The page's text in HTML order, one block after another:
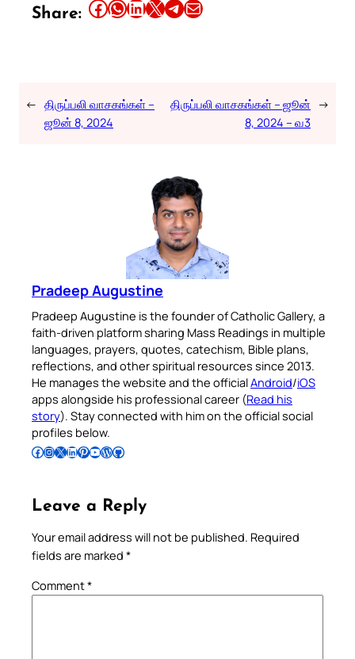
Share: Share this article on Facebook Share this article on WhatsApp Share this article on LinkedIn Share this article on X Share this article on TelegramEmail this Article
← திருப்பலி வாசகங்கள் –
ஜூன் 8, 2024
திருப்பலி வாசகங்கள் – ஜூன்
8, 2024 – வ3
→
Pradeep Augustine
Pradeep Augustine is the founder of Catholic Gallery, a
faith-driven platform sharing Mass Readings in multiple
languages, prayers, quotes, catechism, Bible plans,
reflections, and other spiritual resources since 2013.
He manages the website and the officialAndroid/iOS
apps alongside his professional career (Read his
story). Stay connected with him on the official social
profiles below.
Follow Pradeep on Facebook Follow Pradeep on InstagramFollow Pradeep on X Follow Pradeep on LinkedIn Follow Pradeep on Pinterest Subscribe to Pradeep’s Youtube Channel Follow Pradeep on WordPress Follow Pradeep on GitHub
Leave a Reply
Your email address will not be published. Required
fields are marked *
Comment*